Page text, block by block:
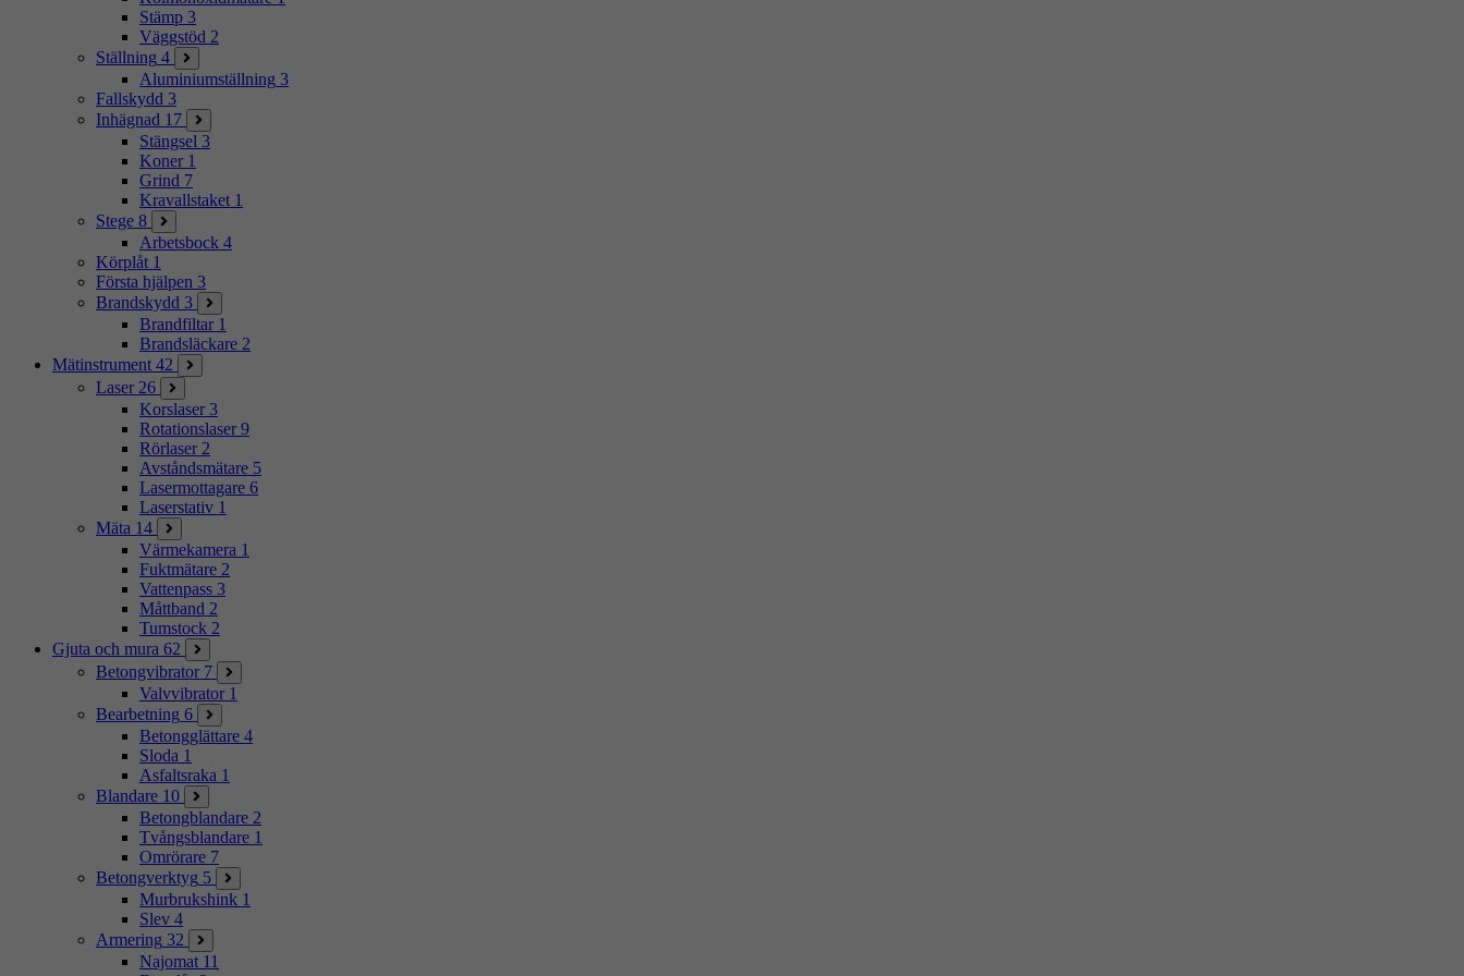
Stämp 3
Väggstöd 2
Ställning 4
Aluminiumställning 3
Fallskydd 3
Inhägnad 17
Stängsel 3
Koner 1
Grind 7
Kravallstaket 1
Stege 8
Arbetsbock 4
Körplåt 1
Första hjälpen 3
Brandskydd 3
Brandfiltar 1
Brandsläckare 2
Mätinstrument 42
Laser 26
Korslaser 3
Rotationslaser 9
Rörlaser 2
Avståndsmätare 5
Lasermottagare 6
Laserstativ 1
Mäta 14
Värmekamera 1
Fuktmätare 2
Vattenpass 3
Måttband 2
Tumstock 2
Gjuta och mura 62
Betongvibrator 7
Valvvibrator 1
Bearbetning 6
Betongglättare 4
Sloda 1
Asfaltsraka 1
Blandare 10
Betongblandare 2
Tvångsblandare 1
Omrörare 7
Betongverktyg 5
Murbrukshink 1
Slev 4
Armering 32
Najomat 11